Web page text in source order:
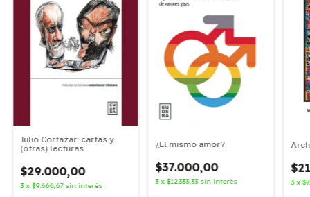
Julio Cortázar: cartas y
(otras) lecturas
$29.000,00
3 x $9.666,67 sin interés
¿El mismo amor?
$37.000,00
3 x$12.333,33 sin interés 3 x